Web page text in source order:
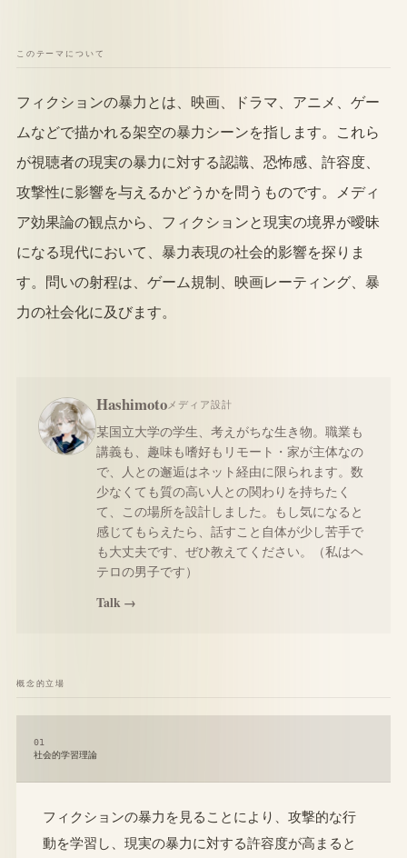
このテーマについて
フィクションの暴力とは、映画、ドラマ、アニメ、ゲー
ムなどで描かれる架空の暴力シーンを指します。これら
が視聴者の現実の暴力に対する認識、恐怖感、許容度、
攻撃性に影響を与えるかどうかを問うものです。メディ
ア効果論の観点から、フィクションと現実の境界が曖昧
になる現代において、暴力表現の社会的影響を探りま
す。問いの射程は、ゲーム規制、映画レーティング、暴
力の社会化に及びます。
Hashimotoメディア設計
某国立大学の学生、考えがちな生き物。職業も
講義も、趣味も嗜好もリモート・家が主体なの
で、人との邂逅はネット経由に限られます。数
少なくても質の高い人との関わりを持ちたく
て、この場所を設計しました。もし気になると
感じてもらえたら、話すこと自体が少し苦手で
も大丈夫です、ぜひ教えてください。（私はヘ
テロの男子です）
Talk →
概念的立場
01
社会的学習理論
フィクションの暴力を見ることにより、攻撃的な行
動を学習し、現実の暴力に対する許容度が高まると